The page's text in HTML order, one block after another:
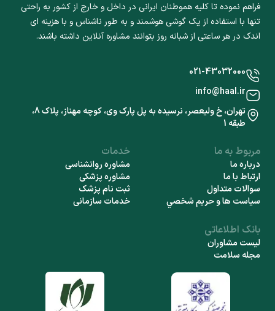
فراهم نموده تا کلیه هموطنان ایرانی در داخل و خارج از کشور به راحتی
تنها با استفاده از یک گوشی هوشمند و به طور ناشناس و با هزینه ای
اندک در هر ساعتی از شبانه روز بتوانند مشاوره آنلاین داشته باشند.
مربوط به ما
درباره ما
ارتباط با ما
سوالات متداول
سياست ها و حريم شخصي
خدمات
مشاوره روانشناسی
مشاوره پزشکی
ثبت نام پزشک
خدمات سازمانی
بانک اطلاعاتی
لیست مشاوران
مجله سلامت
021-43032000
info@haal.ir
تهران، خ ولیعصر، نرسیده به پل پارک وی، کوچه مهناز، پلاک 8،
طبقه 1